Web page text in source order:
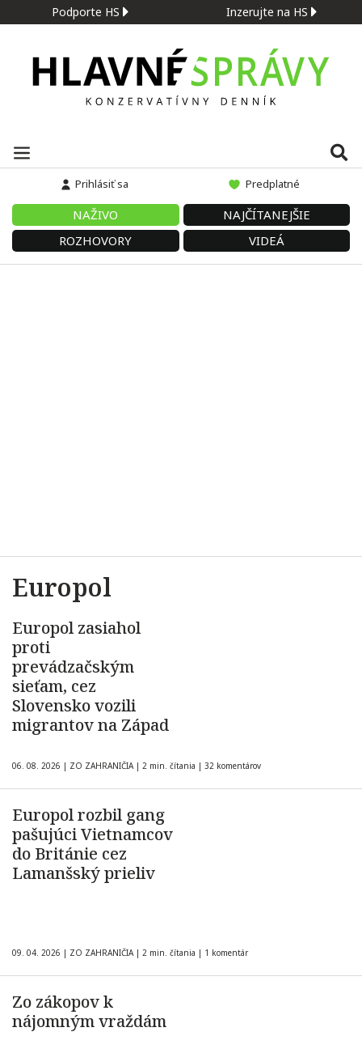
Podporte HS Inzerujte na HS
Prihlásiť sa Predplatné
NAŽIVO
NAJČÍTANEJŠIE
ROZHOVORY
VIDEÁ
Europol
Europol zasiahol
proti
prevádzačským
sieťam, cez
Slovensko vozili
migrantov na Západ
06. 08. 2026 | ZO ZAHRANIČIA | 2 min. čítania | 32 komentárov
Europol rozbil gang
pašujúci Vietnamcov
do Británie cez
Lamanšský prieliv
09. 04. 2026 | ZO ZAHRANIČIA | 2 min. čítania | 1 komentár
Zo zákopov k
nájomným vraždám